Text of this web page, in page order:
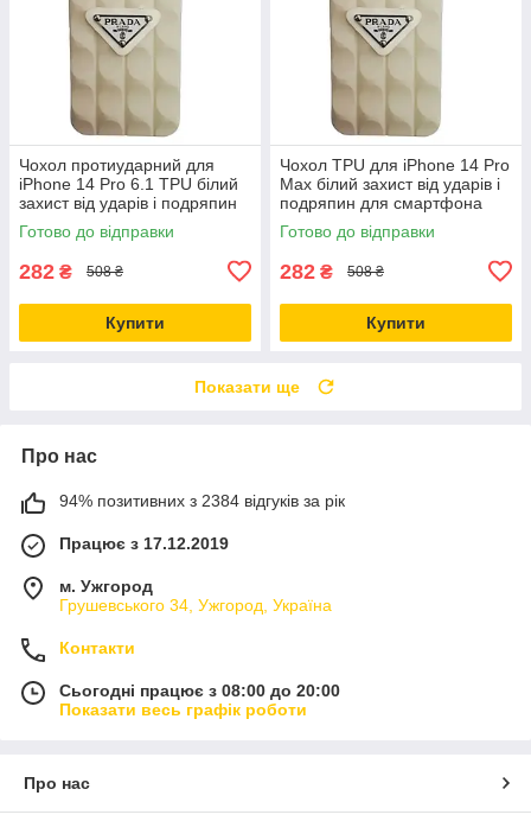
Чохол протиударний для
iPhone 14 Pro 6.1 TPU білий
захист від ударів і подряпин
Готово до відправки
282 ₴ 508 ₴
Купити
Чохол TPU для iPhone 14 Pro
Max білий захист від ударів і
подряпин для смартфона
Готово до відправки
282 ₴ 508 ₴
Купити
Показати ще
Про нас
94% позитивних з 2384 відгуків за рік
Працює з 17.12.2019
м. Ужгород
Грушевського 34, Ужгород, Україна
Контакти
Сьогодні працює з 08:00 до 20:00
Показати весь графік роботи
Про нас